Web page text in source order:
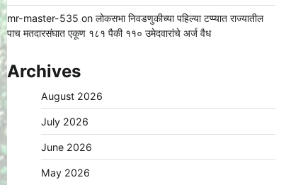
mr-master-535 on लोकसभा निवडणुकीच्या पहिल्या टप्प्यात राज्यातील
पाच मतदारसंघात एकूण १८१ पैकी ११० उमेदवारांचे अर्ज वैध
Archives
August 2026
July 2026
June 2026
May 2026